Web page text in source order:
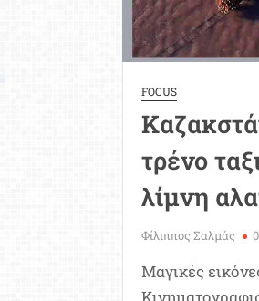
FOCUS
τρένο
λίμνη
Φίλιππος Σαλμάς
Μαγικές